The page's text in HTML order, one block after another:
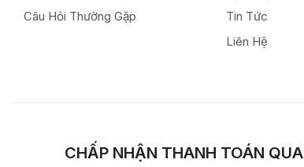
Câu Hỏi Thường Gặp
Tin Tức
Liên Hệ
CHẤP NHẬN THANH TOÁN QUA